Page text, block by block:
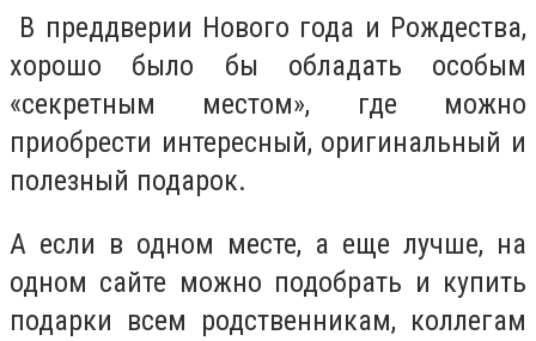
В преддверии Нового года и Рождества,
хорошо было бы обладать особым
«секретным местом», где можно
приобрести интересный, оригинальный и
полезный подарок.
А если в одном месте, а еще лучше, на
одном сайте можно подобрать и купить
подарки всем родственникам, коллегам